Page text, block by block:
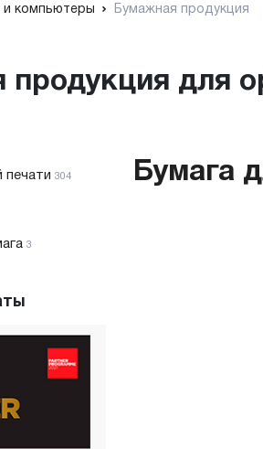
и компьютеры Бумажная продукция
продукция для
печати 304
3
Бумага